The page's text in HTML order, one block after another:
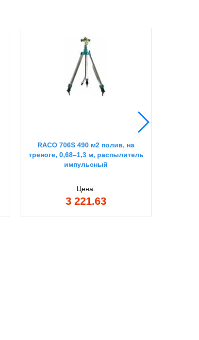
RACO 706S 490 м2 полив, на
треноге, 0,68–1,3 м, распылитель
импульсный
Цена:
3 221.63